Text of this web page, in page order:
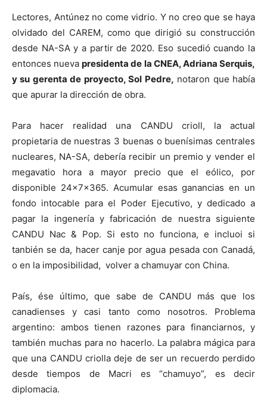
Lectores, Antúnez no come vidrio. Y no creo que se haya
olvidado del CAREM, como que dirigió su construcción
desde NA-SA y a partir de 2020. Eso sucedió cuando la
entonces nuevapresidenta de la CNEA, Adriana Serquis,
y su gerenta de proyecto, Sol Pedre, notaron que había
que apurar la dirección de obra.
Para hacer realidad una CANDU crioll, la actual
propietaria de nuestras 3 buenas o buenísimas centrales
nucleares, NA-SA, debería recibir un premio y vender el
megavatio hora a mayor precio que el eólico, por
disponible 24x7x365. Acumular esas ganancias en un
fondo intocable para el Poder Ejecutivo, y dedicado a
pagar la ingenería y fabricación de nuestra siguiente
CANDU Nac & Pop. Si esto no funciona, e incluoi si
tanbién se da, hacer canje por agua pesada con Canadá,
o en la imposibilidad, volver a chamuyar con China.
País, ése último, que sabe de CANDU más que los
canadienses y casi tanto como nosotros. Problema
argentino: ambos tienen razones para financiarnos, y
también muchas para no hacerlo. La palabra mágica para
que una CANDU criolla deje de ser un recuerdo perdido
desde tiempos de Macri es “chamuyo”, es decir
diplomacia.